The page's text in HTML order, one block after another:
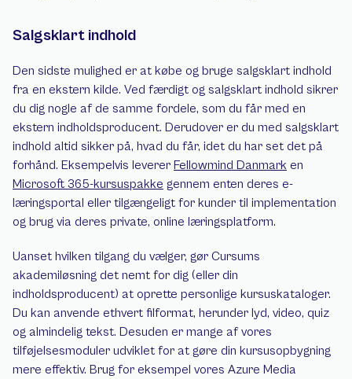
Salgsklart indhold
Den sidste mulighed er at købe og bruge salgsklart indhold
fra en ekstern kilde. Ved færdigt og salgsklart indhold sikrer
du dig nogle af de samme fordele, som du får med en
ekstern indholdsproducent. Derudover er du med salgsklart
indhold altid sikker på, hvad du får, idet du har set det på
forhånd. Eksempelvis leverer Fellowmind Danmark
Microsoft 365-kursuspakke gennem enten deres e-
læringsportal eller tilgængeligt for kunder til implementation
og brug via deres private, online læringsplatform.
Uanset hvilken tilgang du vælger, gør Cursums
akademiløsning det nemt for dig (eller din
indholdsproducent) at oprette personlige kursuskataloger.
Du kan anvende ethvert filformat, herunder lyd, video, quiz
og almindelig tekst. Desuden er mange af vores
tilføjelsesmoduler udviklet for at gøre din kursusopbygning
mere effektiv. Brug for eksempel vores Azure Media